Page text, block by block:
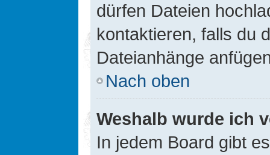
dürfen Dateien
kontaktieren, falls du
Dateianhänge
Nach oben
Weshalb wurde ich
In jedem Board gibt